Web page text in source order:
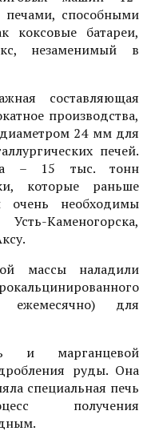
способными
коксовые батареи,
незаменимый в
составляющая
производства,
24 мм для
печей.
– 15 тыс. тонн
которые раньше
очень необходимы
Каменогорска,
массы наладили
для
и марганцевой
руды. Она
специальная печь
получения